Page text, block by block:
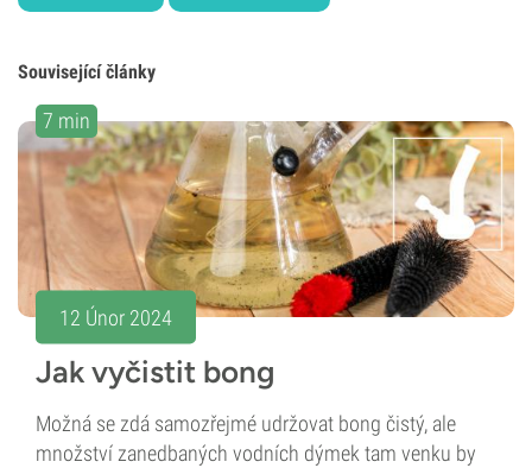
Související články
7 min
12 Únor 2024
Jak vyčistit bong
Možná se zdá samozřejmé udržovat bong čistý, ale
množství zanedbaných vodních dýmek tam venku by